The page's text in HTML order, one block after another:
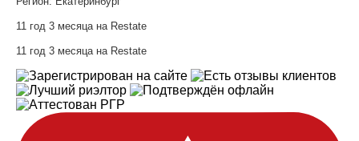
11 год 3 месяца на Restate
11 год 3 месяца на Restate